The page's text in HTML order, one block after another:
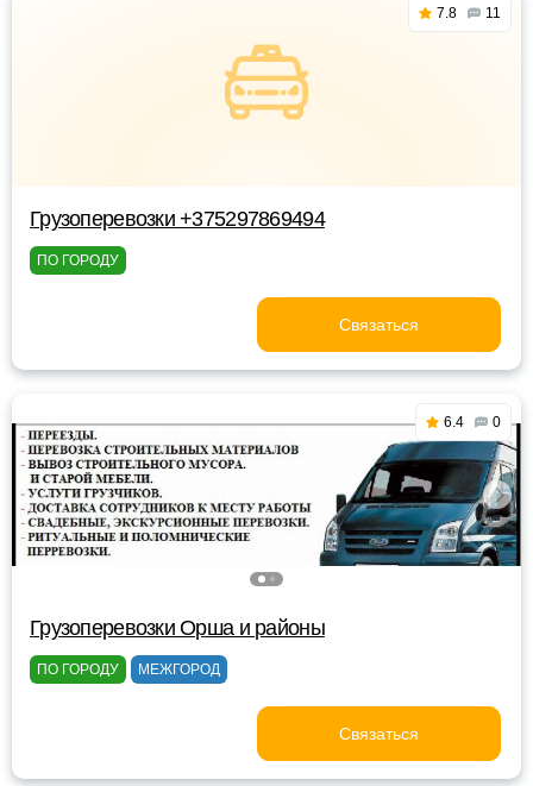
7.8 11
Грузоперевозки +375297869494
ПО ГОРОДУ
Связаться
6.4 0
Грузоперевозки Орша и районы
ПО ГОРОДУ МЕЖГОРОД
Связаться